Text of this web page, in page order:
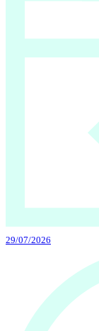
29/07/2026